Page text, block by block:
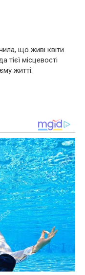
що живі квіти
тієї місцевості
житті.